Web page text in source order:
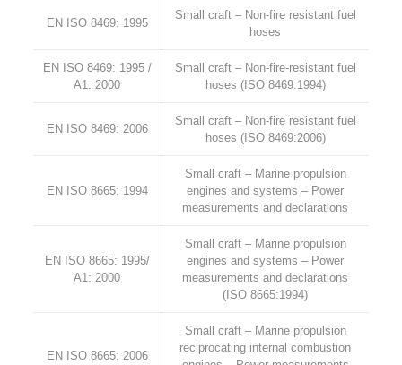
EN ISO 8469: 1995
Small craft – Non-fire resistant fuel
hoses
EN ISO 8469: 1995 /
A1: 2000
Small craft – Non-fire-resistant fuel
hoses (ISO 8469:1994)
EN ISO 8469: 2006
Small craft – Non-fire resistant fuel
hoses (ISO 8469:2006)
EN ISO 8665: 1994
Small craft – Marine propulsion
engines and systems – Power
measurements and declarations
EN ISO 8665: 1995/
A1: 2000
Small craft – Marine propulsion
engines and systems – Power
measurements and declarations
(ISO 8665:1994)
EN ISO 8665: 2006
Small craft – Marine propulsion
reciprocating internal combustion